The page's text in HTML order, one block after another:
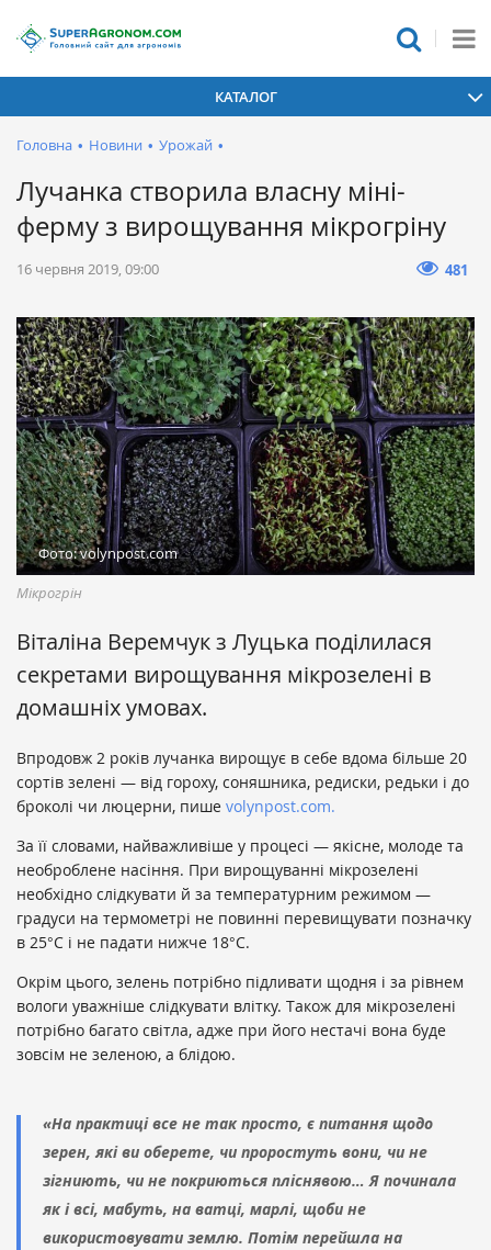
КАТАЛОГ
Головна • Новини • Урожай •
Лучанка створила власну міні-
ферму з вирощування мікрогріну
16 червня 2019, 09:00 481
Фото: volynpost.com
Мікрогрін
Віталіна Веремчук з Луцька поділилася
секретами вирощування мікрозелені в
домашніх умовах.
Впродовж 2 років лучанка вирощує в себе вдома більше 20
сортів зелені — від гороху, соняшника, редиски, редьки і до
броколі чи люцерни, пише volynpost.com.
За її словами, найважливіше у процесі — якісне, молоде та
необроблене насіння. При вирощуванні мікрозелені
необхідно слідкувати й за температурним режимом —
градуси на термометрі не повинні перевищувати позначку
в 25°С і не падати нижче 18°С.
Окрім цього, зелень потрібно підливати щодня і за рівнем
вологи уважніше слідкувати влітку. Також для мікрозелені
потрібно багато світла, адже при його нестачі вона буде
зовсім не зеленою, а блідою.
«На практиці все не так просто, є питання щодо
зерен, які ви оберете, чи проростуть вони, чи не
зігниють, чи не покриються пліснявою… Я починала
як і всі, мабуть, на ватці, марлі, щоби не
використовувати землю. Потім перейшла на